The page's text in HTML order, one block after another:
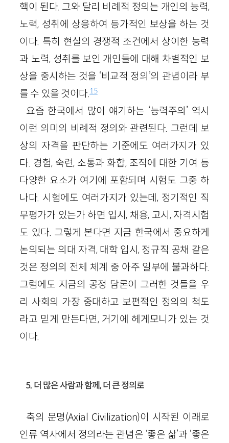
핵이 된다. 그와 달리 비례적 정의는 개인의 능력,
노력, 성취에 상응하여 등가적인 보상을 하는 것
이다. 특히 현실의 경쟁적 조건에서 상이한 능력
과 노력, 성취를 보인 개인들에 대해 차별적인 보
상을 중시하는 것을 ‘비교적 정의’의 관념이라 부
를 수 있을 것이다.15
요즘 한국에서 많이 얘기하는 ‘능력주의’ 역시
이런 의미의 비례적 정의와 관련된다. 그런데 보
상의 자격을 판단하는 기준에도 여러가지가 있
다. 경험, 숙련, 소통과 화합, 조직에 대한 기여 등
다양한 요소가 여기에 포함되며 시험도 그중 하
나다. 시험에도 여러가지가 있는데, 정기적인 직
무평가가 있는가 하면 입시, 채용, 고시, 자격시험
도 있다. 그렇게 본다면 지금 한국에서 중요하게
논의되는 의대 자격, 대학 입시, 정규직 공채 같은
것은 정의의 전체 체계 중 아주 일부에 불과하다.
그럼에도 지금의 공정 담론이 그러한 것들을 우
리 사회의 가장 중대하고 보편적인 정의의 척도
라고 믿게 만든다면, 거기에 헤게모니가 있는 것
이다.
5. 더 많은 사람과 함께, 더 큰 정의로
축의 문명(Axial Civilization)이 시작된 이래로
인류 역사에서 정의라는 관념은 ‘좋은 삶’과 ‘좋은